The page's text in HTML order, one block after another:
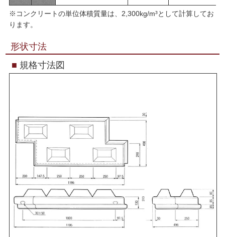
※コンクリートの単位体積質量は、2,300kg/m³として計算してお
ります。
形状寸法
■ 規格寸法図